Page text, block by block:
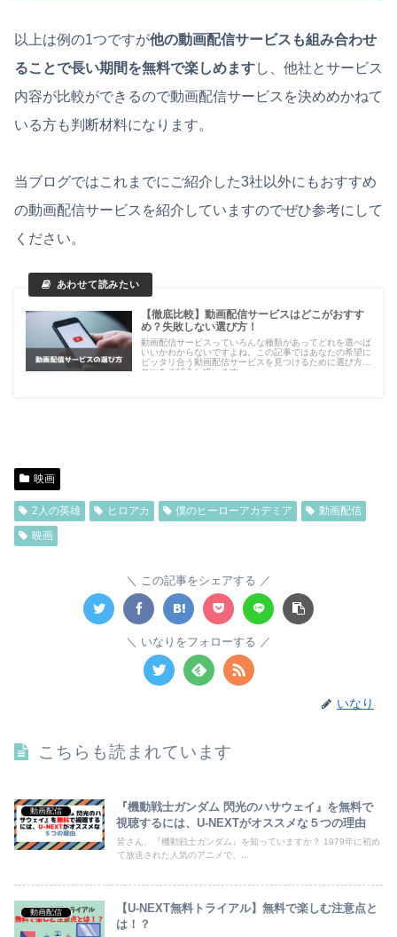
以上は例の1つですが他の動画配信サービスも組み合わせ
ることで長い期間を無料で楽しめますし、他社とサービス
内容が比較ができるので動画配信サービスを決めめかねて
いる方も判断材料になります。
当ブログではこれまでにご紹介した3社以外にもおすすめ
の動画配信サービスを紹介していますのでぜひ参考にして
ください。
【徹底比較】動画配信サービスはどこがおすす
め？失敗しない選び方！
動画配信サービスっていろんな種類があってどれを選べば
いいかわからないですよね。この記事ではあなたの希望に
ピッタリ合う動画配信サービスを見つけるために選び方の
コツをご紹介しています。
映画
2人の英雄 ヒロアカ 僕のヒーローアカデミア
動画配信
映画
この記事をシェアする
いなりをフォローする
いなり
こちらも読まれています
動画配信
『機動戦士ガンダム 閃光のハサウェイ』を無料で
視聴するには、U-NEXTがオススメな５つの理由
皆さん、『機動戦士ガンダム』を知っていますか？ 1979年に初め
て放送された人気のアニメで、...
動画配信
【U-NEXT無料トライアル】無料で楽しむ注意点と
は！？